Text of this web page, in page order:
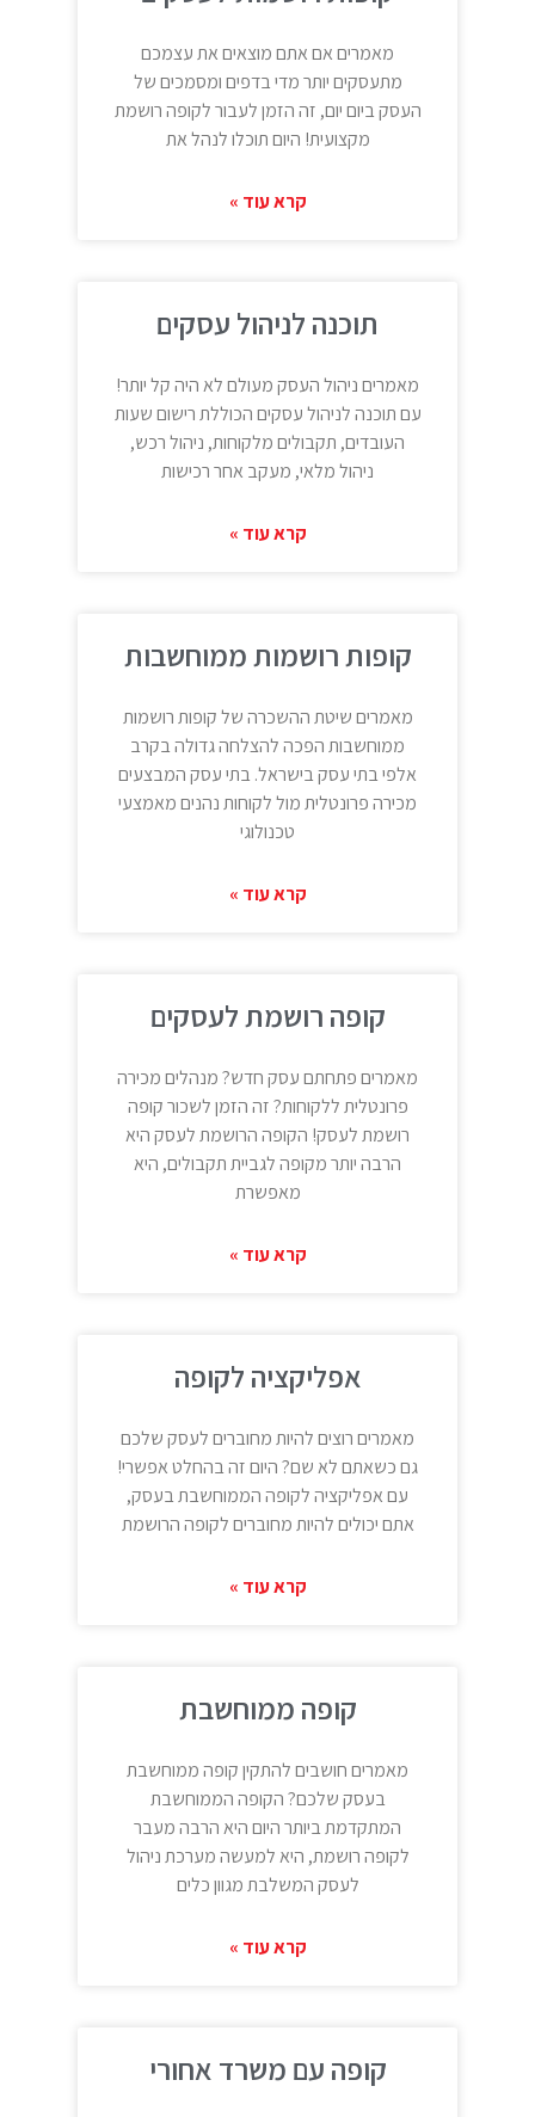
מאמרים אם אתם מוצאים את עצמכם
מתעסקים יותר מדי בדפים ומסמכים של
העסק ביום יום, זה הזמן לעבור לקופה רושמת
מקצועית! היום תוכלו לנהל את
קרא עוד »
תוכנה לניהול עסקים
מאמרים ניהול העסק מעולם לא היה קל יותר!
עם תוכנה לניהול עסקים הכוללת רישום שעות
העובדים, תקבולים מלקוחות, ניהול רכש,
ניהול מלאי, מעקב אחר רכישות
קרא עוד »
קופות רושמות ממוחשבות
מאמרים שיטת ההשכרה של קופות רושמות
ממוחשבות הפכה להצלחה גדולה בקרב
אלפי בתי עסק בישראל. בתי עסק המבצעים
מכירה פרונטלית מול לקוחות נהנים מאמצעי
טכנולוגי
קרא עוד »
קופה רושמת לעסקים
מאמרים פתחתם עסק חדש? מנהלים מכירה
פרונטלית ללקוחות? זה הזמן לשכור קופה
רושמת לעסק! הקופה הרושמת לעסק היא
הרבה יותר מקופה לגביית תקבולים, היא
מאפשרת
קרא עוד »
אפליקציה לקופה
מאמרים רוצים להיות מחוברים לעסק שלכם
גם כשאתם לא שם? היום זה בהחלט אפשרי!
עם אפליקציה לקופה הממוחשבת בעסק,
אתם יכולים להיות מחוברים לקופה הרושמת
קרא עוד »
קופה ממוחשבת
מאמרים חושבים להתקין קופה ממוחשבת
בעסק שלכם? הקופה הממוחשבת
המתקדמת ביותר היום היא הרבה מעבר
לקופה רושמת, היא למעשה מערכת ניהול
לעסק המשלבת מגוון כלים
קרא עוד »
קופה עם משרד אחורי